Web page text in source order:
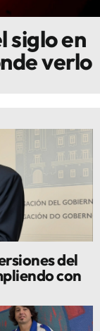
siglo en
verlo
del
con